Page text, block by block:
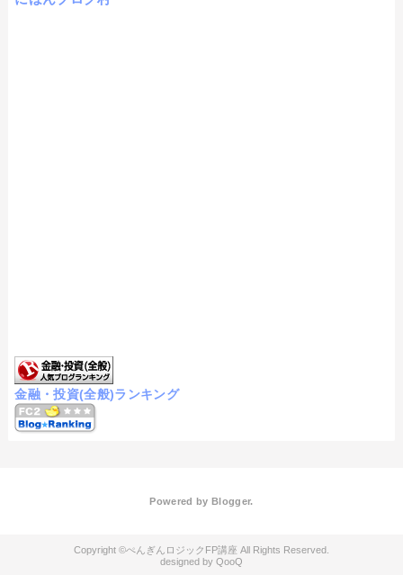
金融・投資(全般)ランキング
Powered by Blogger.
ぺんぎんロジックFP講座
QooQ